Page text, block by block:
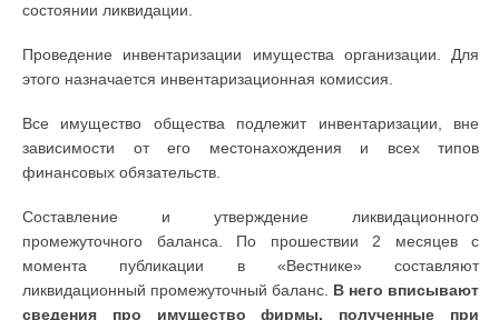
состоянии ликвидации.
Проведение инвентаризации имущества организации. Для
этого назначается инвентаризационная комиссия.
Все имущество общества подлежит инвентаризации, вне
зависимости от его местонахождения и всех типов
финансовых обязательств.
Составление и утверждение ликвидационного
промежуточного баланса. По прошествии 2 месяцев с
момента публикации в «Вестнике» составляют
ликвидационный промежуточный баланс. В него вписывают
сведения про имущество фирмы, полученные при